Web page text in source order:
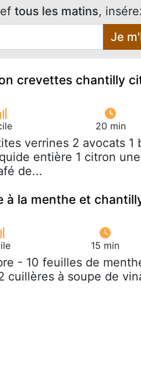
tous les matins,
Je
crevettes chantilly
20 min
verrines 2 avocats 1
entière 1 citron
de...
à la menthe et
15 min
- 10 feuilles de
cuillères à soupe de